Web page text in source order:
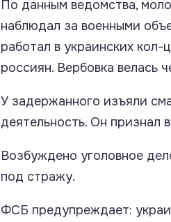
По данным ведомства,
наблюдал за военными
работал в украинских
россиян. Вербовка велась
У задержанного изъяли
деятельность. Он признал
Возбуждено уголовное
под стражу.
ФСБ предупреждает: